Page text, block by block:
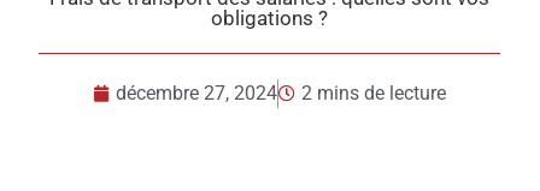
2 mins de lecture
Taxes sur l’utilisation des
décembre 23, 2024